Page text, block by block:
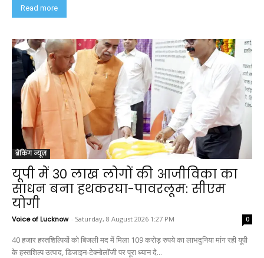
Read more
ब्रेकिंग न्यूज़
यूपी में 30 लाख लोगों की आजीविका का
साधन बना हथकरघा-पावरलूम: सीएम
योगी
Voice of Lucknow - Saturday, 8 August 2026 1:27 PM 0
40 हजार हस्तशिल्पियों को बिजली मद में मिला 109 करोड़ रुपये का लाभदुनिया मांग रही यूपी
के हस्तशिल्प उत्पाद, डिजाइन-टेक्नोलॉजी पर पूरा ध्यान दे...